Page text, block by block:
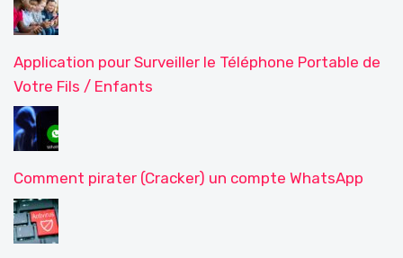
Application pour Surveiller le Téléphone Portable de
Votre Fils / Enfants
Comment pirater (Cracker) un compte WhatsApp